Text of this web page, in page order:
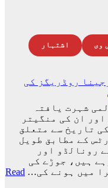
وی اشتہار
روڈریگز کی
شہرت یافتہ
ان کی منگیتر
تاریخ سے متعلق
کے مطابق طویل
رونالڈو اور
ہیں، جوڑے کی
میں ہونے کی… Read